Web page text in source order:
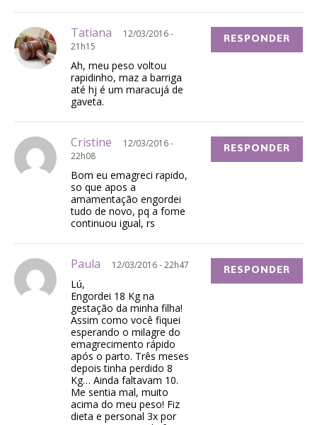
Tatiana
12/03/2016 -
21h15
Ah, meu peso voltou
rapidinho, maz a barriga
até hj é um maracujá de
gaveta.
RESPONDER
Cristine
12/03/2016 -
22h08
Bom eu emagreci rapido,
so que apos a
amamentação engordei
tudo de novo, pq a fome
continuou igual, rs
RESPONDER
Paula 12/03/2016 - 22h47
Lú,
Engordei 18 Kg na
gestação da minha filha!
Assim como você fiquei
esperando o milagre do
emagrecimento rápido
após o parto. Três meses
depois tinha perdido 8
Kg… Ainda faltavam 10.
Me sentia mal, muito
acima do meu peso! Fiz
dieta e personal 3x por
RESPONDER